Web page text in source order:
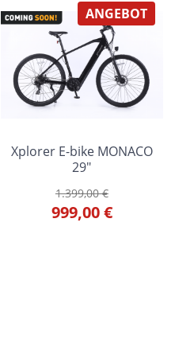
Xplorer E-bike MONACO
29"
1.399,00 €
999,00 €
ANGEBOT